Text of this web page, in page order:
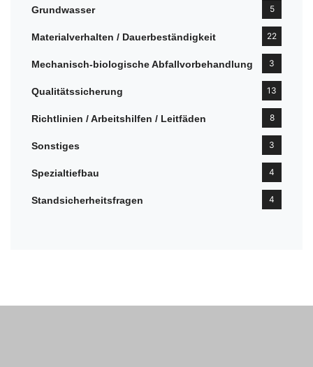
Grundwasser 5
Materialverhalten / Dauerbeständigkeit 22
Mechanisch-biologische Abfallvorbehandlung 3
Qualitätssicherung 13
Richtlinien / Arbeitshilfen / Leitfäden 8
Sonstiges 3
Spezialtiefbau 4
Standsicherheitsfragen 4